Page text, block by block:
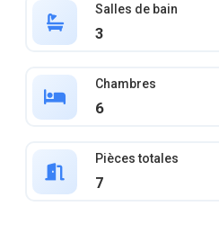
Salles de bain
3
Chambres
6
Pièces totales
7